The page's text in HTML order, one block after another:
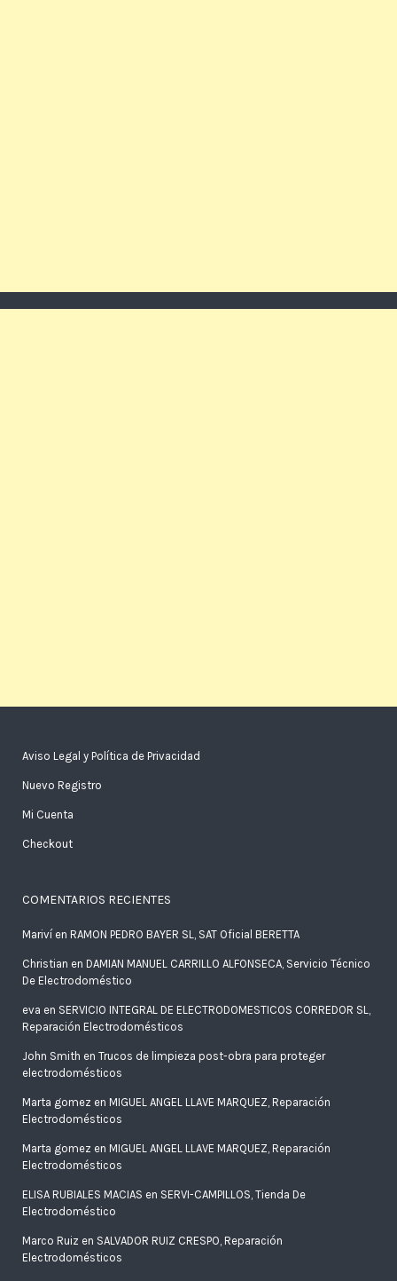
Aviso Legal y Política de Privacidad
Nuevo Registro
Mi Cuenta
Checkout
COMENTARIOS RECIENTES
Marivíen RAMON PEDRO BAYER SL, SAT Oficial BERETTA
Christian en DAMIAN MANUEL CARRILLO ALFONSECA, Servicio Técnico
De Electrodoméstico
eva en SERVICIO INTEGRAL DE ELECTRODOMESTICOS CORREDOR SL,
Reparación Electrodomésticos
John Smith en Trucos de limpieza post-obra para proteger
electrodomésticos
Marta gomez en MIGUEL ANGEL LLAVE MARQUEZ, Reparación
Electrodomésticos
Marta gomez en MIGUEL ANGEL LLAVE MARQUEZ, Reparación
Electrodomésticos
ELISA RUBIALES MACIAS en SERVI-CAMPILLOS, Tienda De
Electrodoméstico
Marco Ruiz en SALVADOR RUIZ CRESPO, Reparación
Electrodomésticos